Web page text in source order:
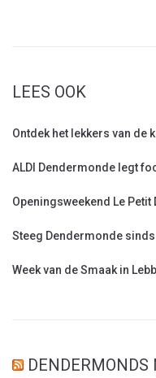
LEES OOK
Ontdek het lekkers van de
ALDI Dendermonde legt
Openingsweekend Le Petit
Steeg Dendermonde
Week van de Smaak in
DENDERMONDS